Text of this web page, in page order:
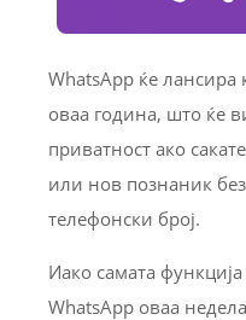
WhatsApp ќе
оваа година, што ќе
приватност ако
или нов познаник
телефонски број.
Иако самата
WhatsApp оваа